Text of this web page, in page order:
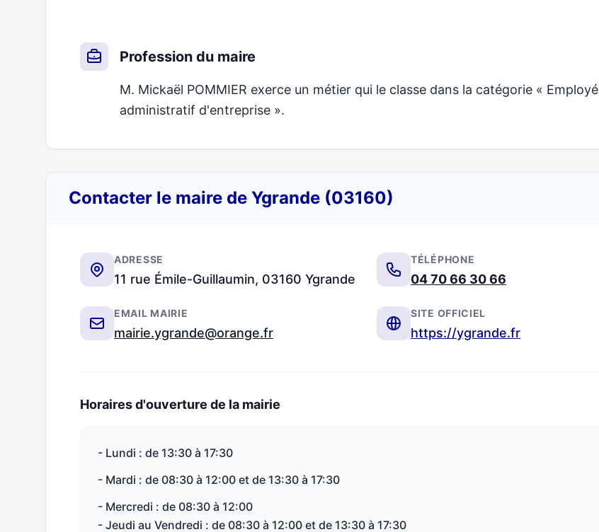
Profession du maire
M. Mickaël POMMIER exerce un métier qui le classe dans la catégorie « Employé
administratif d'entreprise ».
Contacter le maire de Ygrande (03160)
ADRESSE
11 rue Émile-Guillaumin, 03160 Ygrande
TÉLÉPHONE
04 70 66 30 66
EMAIL MAIRIE
mairie.ygrande@orange.fr
SITE OFFICIEL
https://ygrande.fr
Horaires d'ouverture de la mairie
- Lundi : de 13:30 à 17:30
- Mardi : de 08:30 à 12:00 et de 13:30 à 17:30
- Mercredi : de 08:30 à 12:00
- Jeudi au Vendredi : de 08:30 à 12:00 et de 13:30 à 17:30